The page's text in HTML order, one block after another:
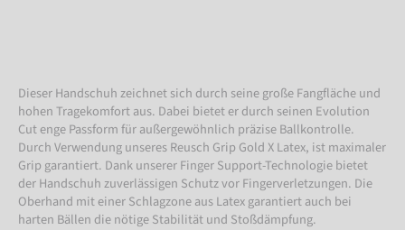
Dieser Handschuh zeichnet sich durch seine große Fangfläche und
hohen Tragekomfort aus. Dabei bietet er durch seinen Evolution
Cut enge Passform für außergewöhnlich präzise Ballkontrolle.
Durch Verwendung unseres Reusch Grip Gold X Latex, ist maximaler
Grip garantiert. Dank unserer Finger Support-Technologie bietet
der Handschuh zuverlässigen Schutz vor Fingerverletzungen. Die
Oberhand mit einer Schlagzone aus Latex garantiert auch bei
harten Bällen die nötige Stabilität und Stoßdämpfung.